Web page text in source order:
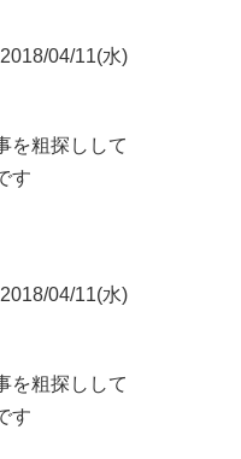
2018/04/11(水)
を粗探しして
す
2018/04/11(水)
を粗探しして
す